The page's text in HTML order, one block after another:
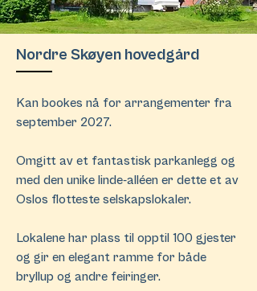
Nordre Skøyen hovedgård
Kan bookes nå for arrangementer fra
september 2027.
Omgitt av et fantastisk parkanlegg og
med den unike linde-alléen er dette et av
Oslos flotteste selskapslokaler.
Lokalene har plass til opptil 100 gjester
og gir en elegant ramme for både
bryllup og andre feiringer.